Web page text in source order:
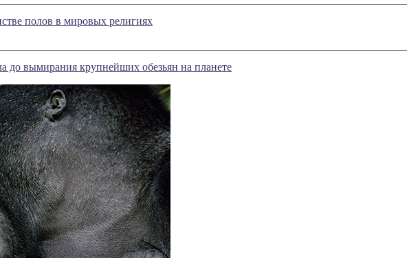
полов в мировых религиях
до вымирания крупнейших обезьян на планете